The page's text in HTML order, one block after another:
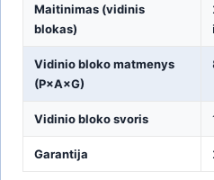
Maitinimas (vidinis
blokas)
Vidinio bloko matmenys
(P×A×G)
Vidinio bloko svoris
Garantija